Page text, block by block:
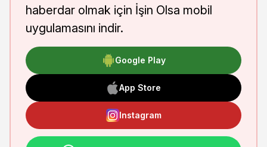
haberdar olmak için İşin Olsa mobil
uygulamasını indir.
Google Play
App Store
Instagram